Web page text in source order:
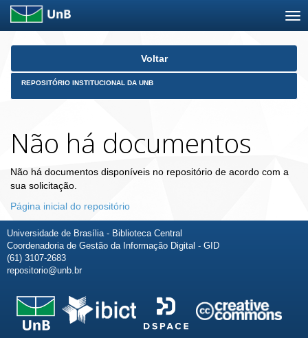
Skip
Voltar
REPOSITÓRIO INSTITUCIONAL DA UNB
Não há documentos
Não há documentos disponíveis no repositório de acordo com a
sua solicitação.
Página inicial do repositório
Universidade de Brasília - Biblioteca Central
Coordenadoria de Gestão da Informação Digital - GID
(61) 3107-2683
repositorio@unb.br